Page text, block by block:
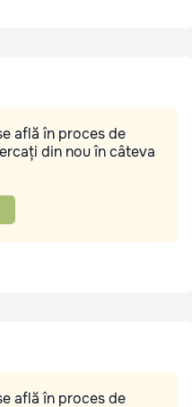
află în proces de
din nou în câteva
află în proces de